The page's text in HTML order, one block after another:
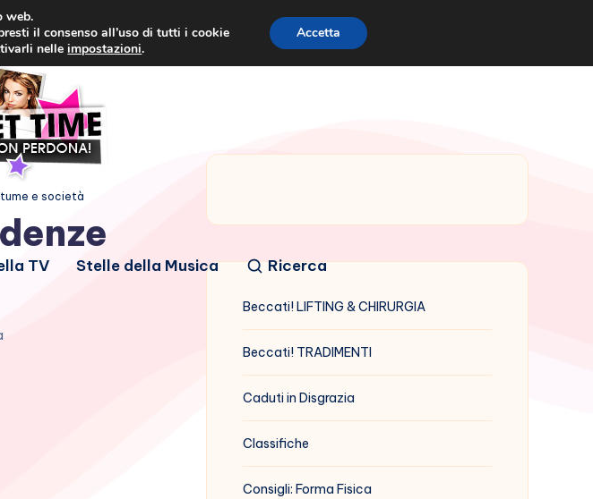
e società
TV Stelle della Musica Ricerca
Beccati! LIFTING & CHIRURGIA
Beccati! TRADIMENTI
Caduti in Disgrazia
Classifiche
Consigli: Forma Fisica
web.
il consenso all’uso di tutti i cookie
nelleimpostazioni.
Accetta